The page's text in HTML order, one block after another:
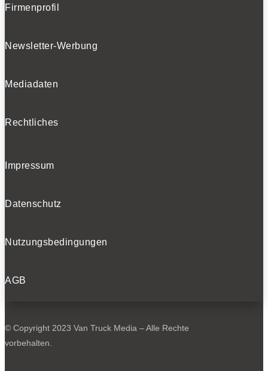
Firmenprofil
Newsletter-Werbung
Mediadaten
Rechtliches
Impressum
Datenschutz
Nutzungsbedingungen
AGB
© Copyright 2023 Van Truck Media – Alle Rechte
vorbehalten.